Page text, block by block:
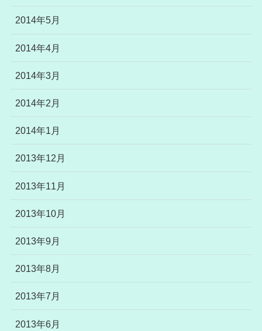
2014年5月
2014年4月
2014年3月
2014年2月
2014年1月
2013年12月
2013年11月
2013年10月
2013年9月
2013年8月
2013年7月
2013年6月